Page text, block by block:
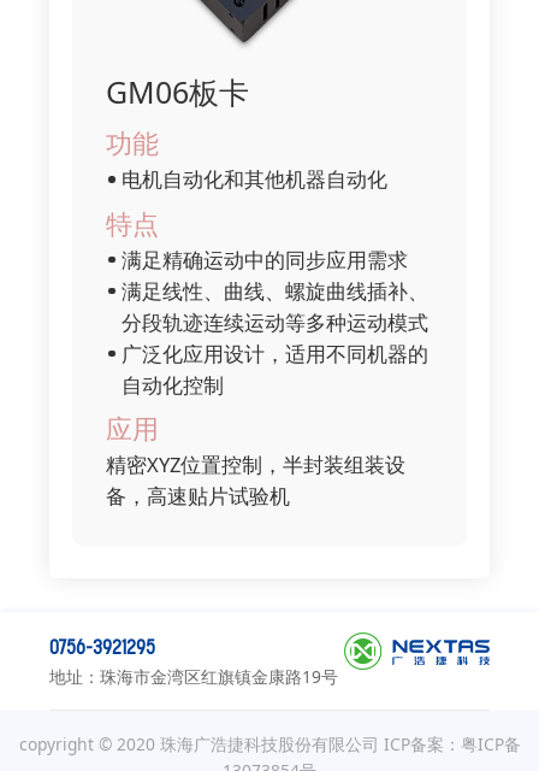
GM06板卡
功能
电机自动化和其他机器自动化
特点
满足精确运动中的同步应用需求
满足线性、曲线、螺旋曲线插补、
分段轨迹连续运动等多种运动模式
广泛化应用设计，适用不同机器的
自动化控制
应用
精密XYZ位置控制，半封装组装设
备，高速贴片试验机
0756-3921295
地址：珠海市金湾区红旗镇金康路19号
copyright © 2020 珠海广浩捷科技股份有限公司 ICP备案：粤ICP备